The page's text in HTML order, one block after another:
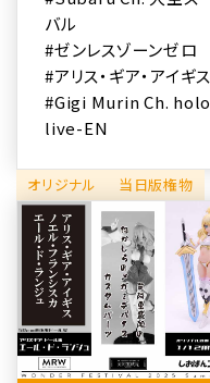
バル
#ゼンレスゾーンゼロ
#アリス・ギア・アイギス
#Gigi Murin Ch. holo
live-EN
オリジナル 当日版権物